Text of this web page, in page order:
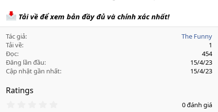
Tải về để xem bản đầy đủ và chính xác nhất!
Tác giả
The Funny
Tải về
1
Đọc
454
Đăng lần đầu
15/4/23
Cập nhật gần nhất
15/4/23
Ratings
0 đánh giá